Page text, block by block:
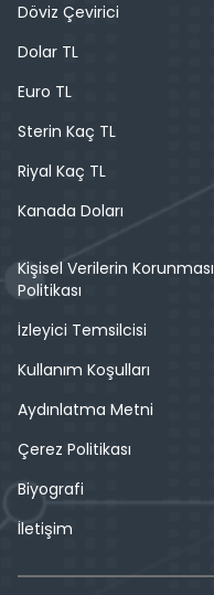
Döviz Çevirici
Dolar TL
Euro TL
Sterin Kaç TL
Riyal Kaç TL
Kanada Doları
Kişisel Verilerin Korunması
Politikası
İzleyici Temsilcisi
Kullanım Koşulları
Aydınlatma Metni
Çerez Politikası
Biyografi
İletişim